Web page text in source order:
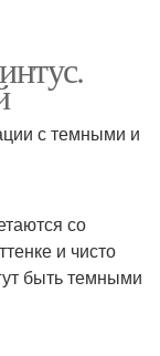
с темными и
со
и чисто
быть темными